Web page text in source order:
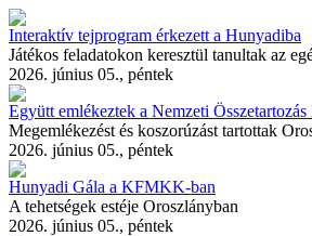
Interaktív tejprogram érkezett a Hunyadiba
Játékos feladatokon keresztül tanultak az
2026. június 05., péntek
Együtt emlékeztek a Nemzeti Összetartozás
Megemlékezést és koszorúzást tartottak
2026. június 05., péntek
Hunyadi Gála a KFMKK-ban
A tehetségek estéje Oroszlányban
2026. június 05., péntek